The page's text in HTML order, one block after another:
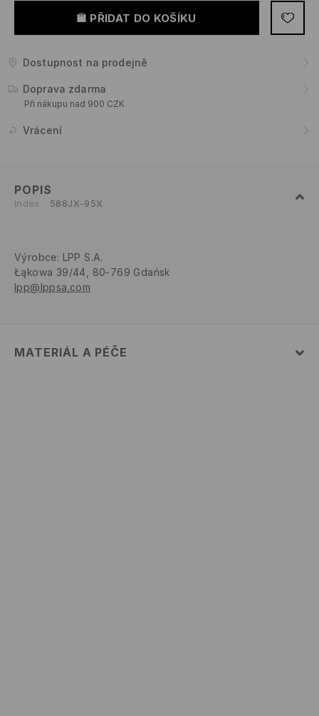
PŘIDAT DO KOŠÍKU
Dostupnost na prodejně
Doprava zdarma
Při nákupu nad 900 CZK
Vrácení
POPIS
Index 588JX-95X
Výrobce: LPP S.A.
Łąkowa 39/44, 80-769 Gdańsk
lpp@lppsa.com
MATERIÁL A PÉČE